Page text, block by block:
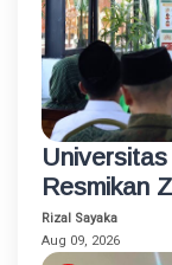
Resmikan
Usaha
Disabilitas
Rizal Sayaka
Aug 09, 2026